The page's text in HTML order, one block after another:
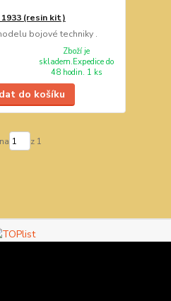
1933 (resin kit)
bojové techniky .
Zboží je
skladem.Expedice do
48 hodin. 1 ks
do košíku
z 1